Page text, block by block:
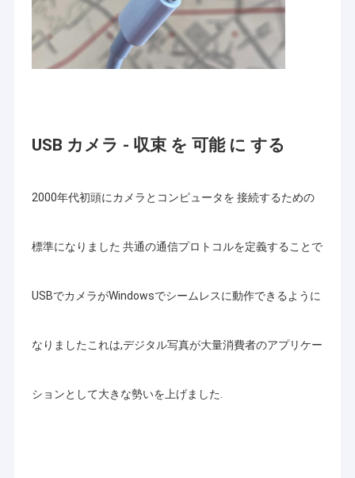
ホーム
製品
VRショー
会社案内
品質管理
すべての場合
USB カメラ - 収束 を 可能 に する
2000年代初頭にカメラとコンピュータを 接続するための
標準になりました 共通の通信プロトコルを定義することで
USBでカメラがWindowsでシームレスに動作できるように
なりましたこれは,デジタル写真が大量消費者のアプリケー
ションとして大きな勢いを上げました.
シンセンSinoseenの技術Co.、株式会社は2009年3月に確立され
た。終わる十年のために、Sinoseenは設計および開発の製造業か
現在、私達のプロダクトはUSBのカメラ モジュール、MIPIのカメ
のような多くの異なった地域のDVPのカメラでモジュール、携帯
生物測定学、イメージ投射、マシン ビジョン、計算機視覚、保
証、等含む。カメラ モジュールとのあらゆる製品関連、私達はあ